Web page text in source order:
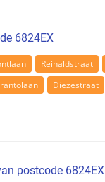
6824EX
Reinaldstraat
Diezestraat
postcode 6824EX